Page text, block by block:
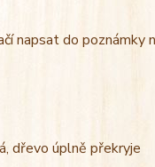
napsat do poznámky
dřevo úplně překryje